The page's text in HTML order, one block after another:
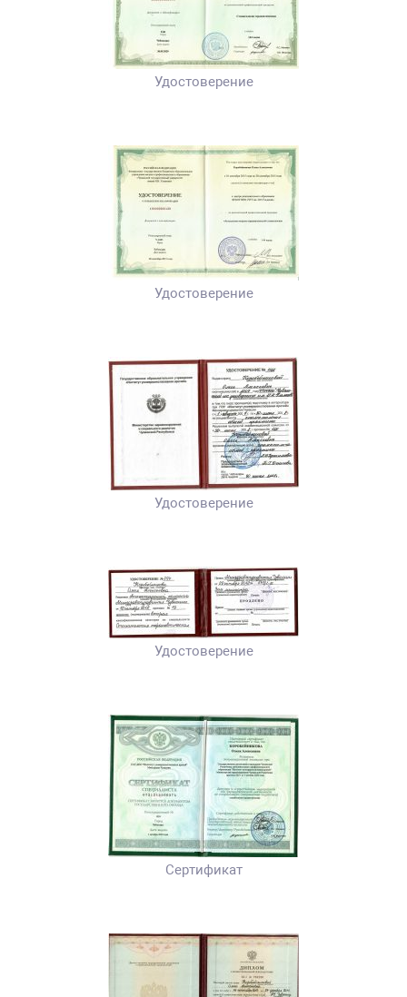
Удостоверение
Удостоверение
Удостоверение
Удостоверение
Сертификат